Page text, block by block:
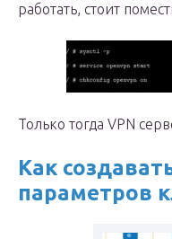
работать, стоит
Только тогда VPN
Как
параметров